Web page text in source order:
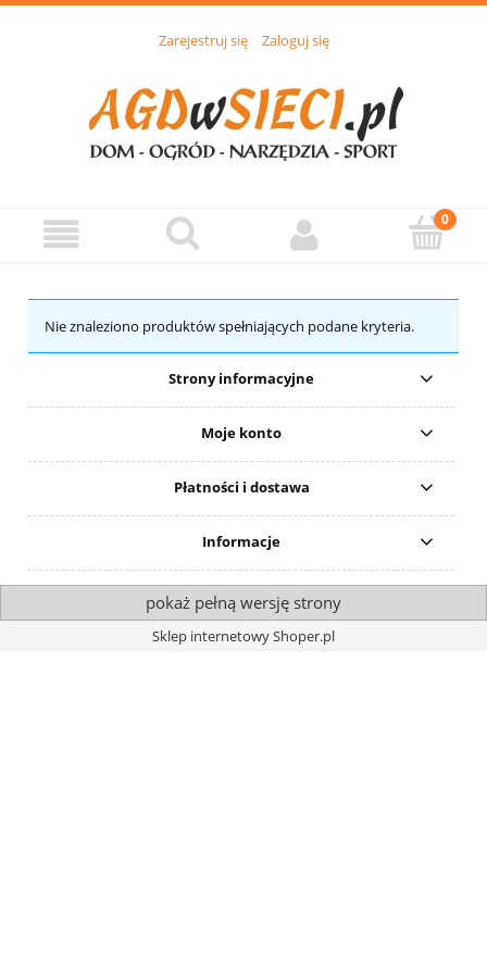
Zarejestruj się Zaloguj się
Nie znaleziono produktów spełniających podane kryteria.
Strony informacyjne
Moje konto
Płatności i dostawa
Informacje
pokaż pełną wersję strony
Sklep internetowy Shoper.pl